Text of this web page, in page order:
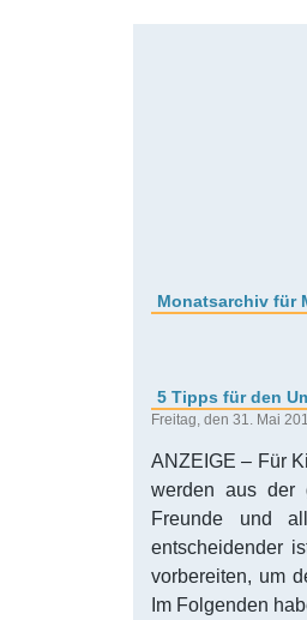
Monatsarchiv für
5 Tipps für den
Freitag, den 31. Mai
ANZEIGE – Für
werden aus der
Freunde und
entscheidender
vorbereiten, um
Im Folgenden